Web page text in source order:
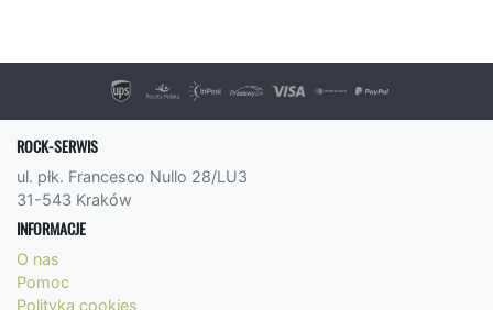
ROCK-SERWIS
ul. płk. Francesco Nullo 28/LU3
31-543 Kraków
INFORMACJE
O nas
Pomoc
Polityka cookies